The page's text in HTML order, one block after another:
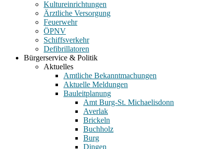
Kultureinrichtungen
Ärztliche Versorgung
Feuerwehr
ÖPNV
Schiffsverkehr
Defibrillatoren
Bürgerservice & Politik
Aktuelles
Amtliche Bekanntmachungen
Aktuelle Meldungen
Bauleitplanung
Amt Burg-St. Michaelisdonn
Averlak
Brickeln
Buchholz
Burg
Dingen